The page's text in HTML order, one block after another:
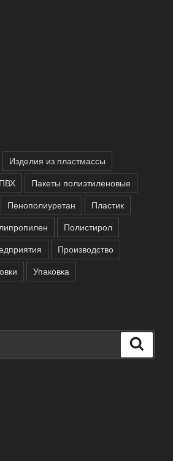
Изделия из пластмассы
ПВХ
Пакеты полиэтиленовые
Пенополиуретан
Пластик
Полистирол
Производство
Упаковка